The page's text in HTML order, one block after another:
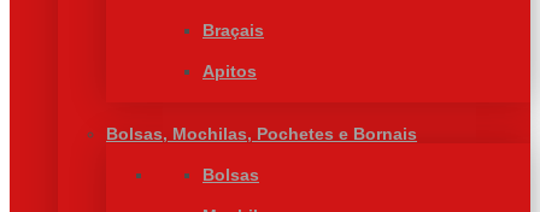
Braçais
Apitos
Bolsas, Mochilas, Pochetes e Bornais
Bolsas